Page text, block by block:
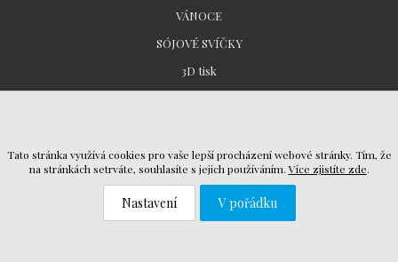
VÁNOCE
SÓJOVÉ SVÍČKY
3D tisk
Ochrana osobních údajů
Reklamační řád
Tato stránka využívá cookies pro vaše lepší procházení webové stránky. Tím, že
na stránkách setrváte, souhlasíte s jejich používáním.Více zjistíte zde.
Nastavení V pořádku